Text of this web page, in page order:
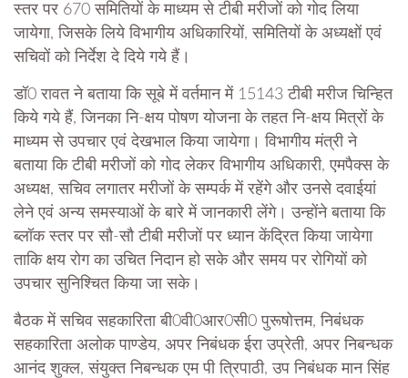
स्तर पर 670 समितियों के माध्यम से टीबी मरीजों को गोद लिया
जायेगा, जिसके लिये विभागीय अधिकारियों, समितियों के अध्यक्षों एवं
सचिवों को निर्देश दे दिये गये हैं।
डॉ0 रावत ने बताया कि सूबे में वर्तमान में 15143 टीबी मरीज चिन्हित
किये गये हैं, जिनका नि-क्षय पोषण योजना के तहत नि-क्षय मित्रों के
माध्यम से उपचार एवं देखभाल किया जायेगा। विभागीय मंत्री ने
बताया कि टीबी मरीजों को गोद लेकर विभागीय अधिकारी, एमपैक्स के
अध्यक्ष, सचिव लगातर मरीजों के सम्पर्क में रहेंगे और उनसे दवाईयां
लेने एवं अन्य समस्याओं के बारे में जानकारी लेंगे। उन्होंने बताया कि
ब्लॉक स्तर पर सौ-सौ टीबी मरीजों पर ध्यान केंद्रित किया जायेगा
ताकि क्षय रोग का उचित निदान हो सके और समय पर रोगियों को
उपचार सुनिश्चित किया जा सके।
बैठक में सचिव सहकारिता बी0वी0आर0सी0 पुरूषोत्तम, निबंधक
सहकारिता अलोक पाण्डेय, अपर निबंधक ईरा उप्रेती, अपर निबन्धक
आनंद शुक्ल, संयुक्त निबन्धक एम पी त्रिपाठी, उप निबंधक मान सिंह